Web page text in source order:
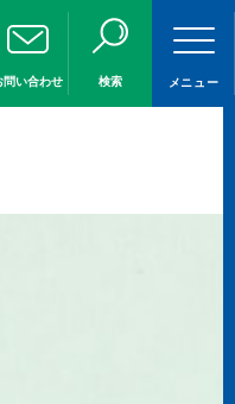
問い合わせ 検索 メニュー